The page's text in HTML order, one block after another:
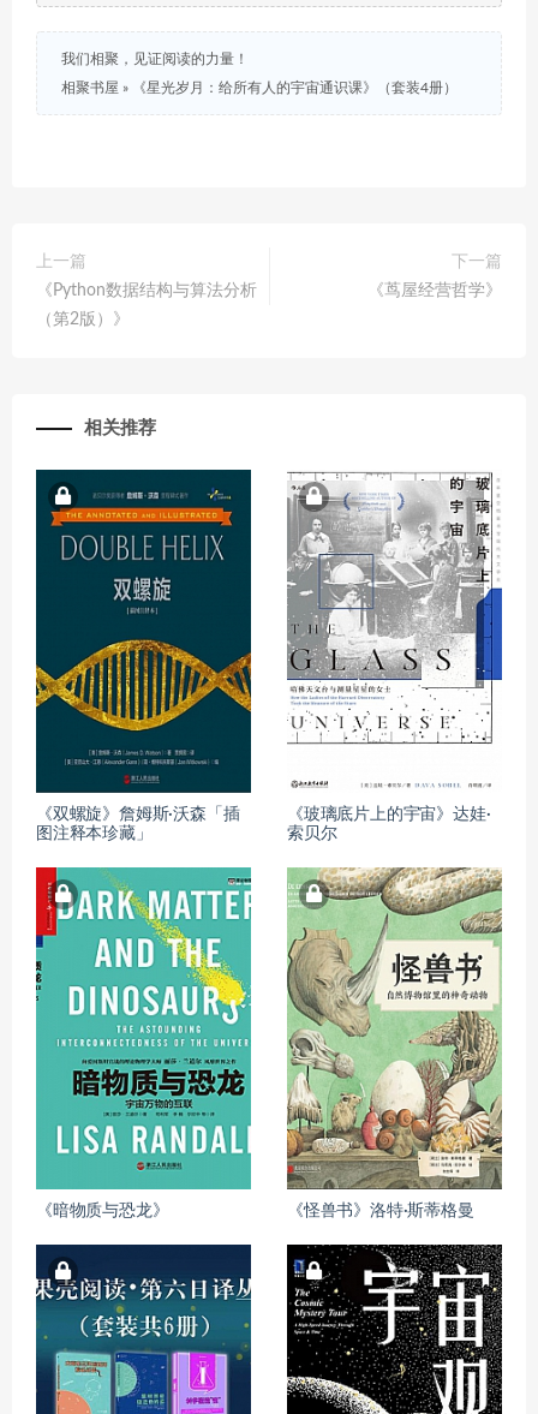
我们相聚，见证阅读的力量！
相聚书屋 » 《星光岁月：给所有人的宇宙通识课》（套装4册）
上一篇
《Python数据结构与算法分析
（第2版）》
下一篇
《茑屋经营哲学》
相关推荐
《双螺旋》詹姆斯·沃森「插
图注释本珍藏」
《玻璃底片上的宇宙》达娃·
索贝尔
《暗物质与恐龙》 《怪兽书》洛特·斯蒂格曼